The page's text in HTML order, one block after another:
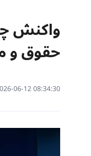
واکنش
حقوق و
08:34:30 2026-06-12